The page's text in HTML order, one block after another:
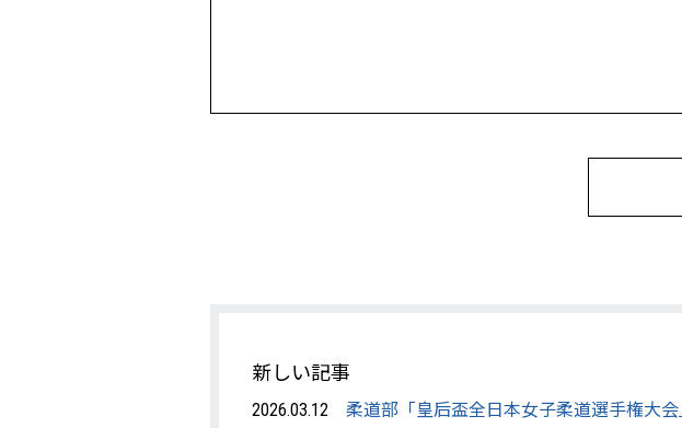
新しい記事
2026.03.12 柔道部「皇后盃全日本女子柔道選手権大会